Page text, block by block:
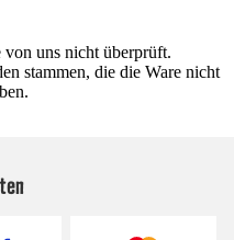
uns nicht überprüft.
stammen, die die Ware nicht